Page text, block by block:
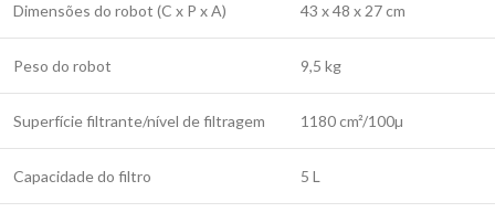
Dimensões do robot (C x P x A) 43 x 48 x 27 cm
Peso do robot 9,5 kg
Superfície filtrante/nível de filtragem 1180 cm²/100µ
Capacidade do filtro 5 L